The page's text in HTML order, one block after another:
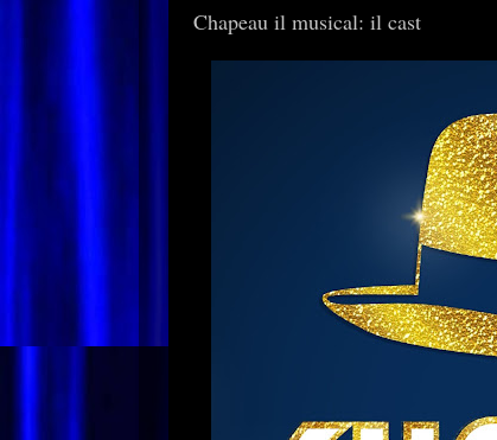
Chapeau il musical: il cast